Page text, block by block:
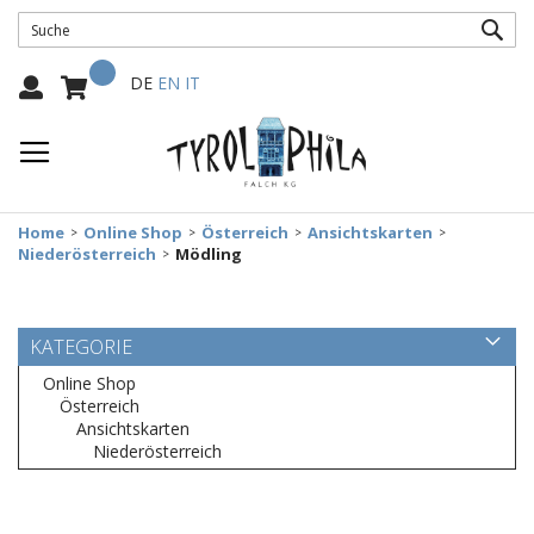
Mein Warenkorb
Select
DE EN IT
Home Online Shop Österreich
Ansichtskarten
Niederösterreich
Mödling
KATEGORIE
Online Shop
Österreich
Ansichtskarten
Niederösterreich